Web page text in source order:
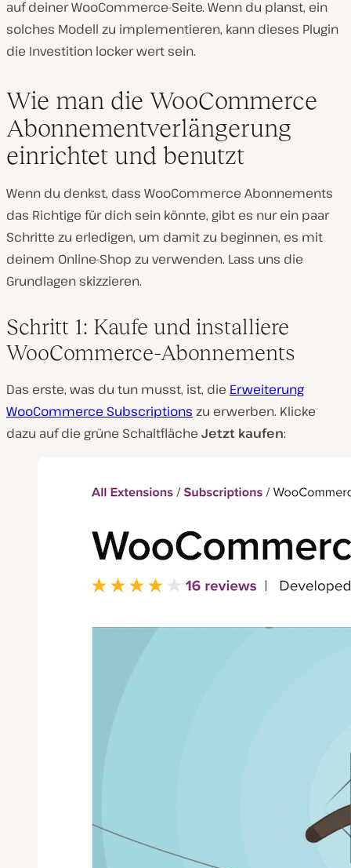
auf deiner WooCommerce-Seite. Wenn du planst, ein
solches Modell zu implementieren, kann dieses Plugin
die Investition locker wert sein.
Wie man die WooCommerce
Abonnementverlängerung
einrichtet und benutzt
Wenn du denkst, dass WooCommerce Abonnements
das Richtige für dich sein könnte, gibt es nur ein paar
Schritte zu erledigen, um damit zu beginnen, es mit
deinem Online-Shop zu verwenden. Lass uns die
Grundlagen skizzieren.
Schritt 1: Kaufe und installiere
WooCommerce-Abonnements
Das erste, was du tun musst, ist, die Erweiterung
WooCommerce Subscriptions zu erwerben. Klicke
dazu auf die grüne Schaltfläche Jetzt kaufen: